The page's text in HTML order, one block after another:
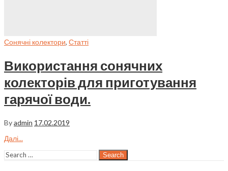
Сонячні колектори, Статті
Використання сонячних
колекторів для приготування
гарячої води.
Byadmin 17.02.2019
Далі...
Search